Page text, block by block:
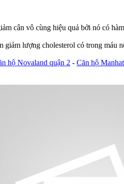
cân vô cùng hiệu quả bởi nó có
giảm lượng cholesterol có trong
hộ Novaland quận 2 - Căn hộ